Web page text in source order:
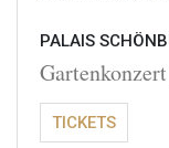
PALAIS
TICKETS